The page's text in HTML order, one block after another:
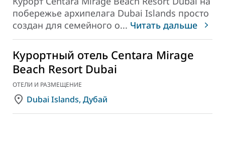
побережье архипелага Dubai Islands просто
создан для семейного о... Читать дальше
Курортный отель Centara Mirage
Beach Resort Dubai
ОТЕЛИ И РАЗМЕЩЕНИЕ
Dubai Islands, Дубай